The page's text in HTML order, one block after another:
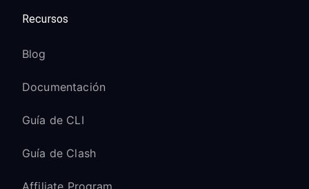
Recursos
Blog
Documentación
Guía de CLI
Guía de Clash
Affiliate Program